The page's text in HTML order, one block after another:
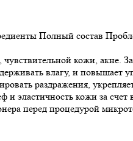
Полный состав
кожи, акне.
влагу, и повышает
раздражения,
и эластичность кожи за
перед процедурой